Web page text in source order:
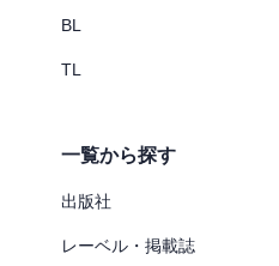
BL
TL
一覧から探す
出版社
レーベル・掲載誌